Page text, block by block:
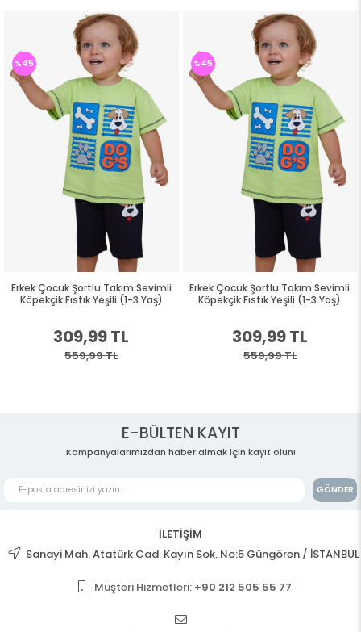
Erkek Çocuk Şortlu Takım Sevimli
Köpekçik Fıstık Yeşili (1-3 Yaş)
309,99 TL
559,99 TL
%45
Erkek Çocuk Şortlu Takım Sevimli
Köpekçik Fıstık Yeşili (1-3 Yaş)
309,99 TL
559,99 TL
%45
E-BÜLTEN KAYIT
Kampanyalarımızdan haber almak için kayıt olun!
GÖNDER
İLETİŞİM
Sanayi Mah. Atatürk Cad. Kayın Sok. No:5 Güngören / İSTANBUL
Müşteri Hizmetleri: +90 212 505 55 77